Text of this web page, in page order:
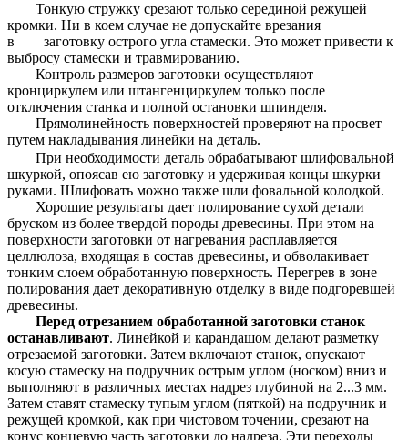
Тонкую стружку срезают только серединой режущей
кромки. Ни в коем случае не допускайте врезания
в заготовку острого угла стамески. Это может привести к
выбросу стамески и травмированию.
Контроль размеров заготовки осуществляют
кронциркулем или штангенциркулем только после
отключения станка и полной остановки шпинделя.
Прямолинейность поверхностей проверяют на просвет
путем накладывания линейки на деталь.
При необходимости деталь обрабатывают шлифовальной
шкуркой, опоясав ею заготовку и удерживая концы шкурки
руками. Шлифовать можно также шли фовальной колодкой.
Хорошие результаты дает полирование сухой детали
бруском из более твердой породы древесины. При этом на
поверхности заготовки от нагревания расплавляется
целлюлоза, входящая в состав древесины, и обволакивает
тонким слоем обработанную поверхность. Перегрев в зоне
полирования дает декоративную отделку в виде подгоревшей
древесины.
Перед отрезанием обработанной заготовки станок
останавливают. Линейкой и карандашом делают разметку
отрезаемой заготовки. Затем включают станок, опускают
косую стамеску на подручник острым углом (носком) вниз и
выполняют в различных местах надрез глубиной на 2...3 мм.
Затем ставят стамеску тупым углом (пяткой) на подручник и
режущей кромкой, как при чистовом точении, срезают на
конус концевую часть заготовки до надреза. Эти переходы